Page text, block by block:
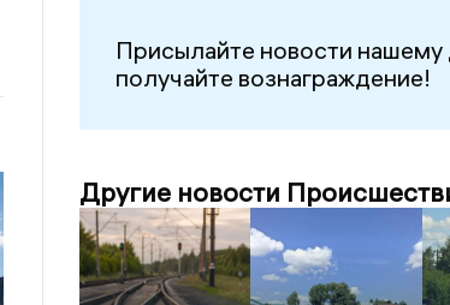
Присылайте новости
получайте вознаграждение!
Другие новости